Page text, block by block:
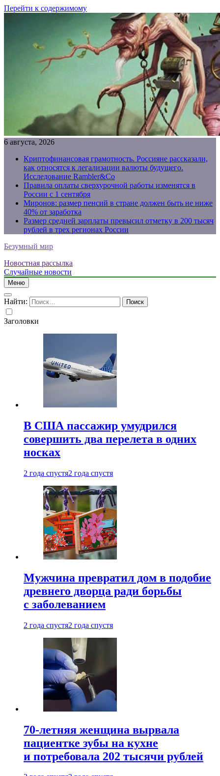
Перейти к содержимому
6 августа, 2026
Криптофинансовая грамотность. Россияне рассказали,
как относятся к легализации валюты будущего.
Исследование Rambler&Co
Правила оплаты сверхурочной работы изменятся в
России с 1 сентября
Миронов: размер пенсий в стране должен быть не ниже
40% от заработка
Размер средней зарплаты превысил отметку в 200 тысяч
рублей в трех регионах России
Безумный мир
Новостная рассылка
Случайные новости
Меню
Найти:
Заголовки
В США пассажир умудрился
совершить два перелета в одних
носках
2 года спустя2 года спустя
Мужчина превратил дом в подобие
древнего дворца ради борьбы
с заболеванием
2 года спустя2 года спустя
70-летняя женщина вырвала
пациентке зубы на кухне
и потребовала 202 тысячи рублей